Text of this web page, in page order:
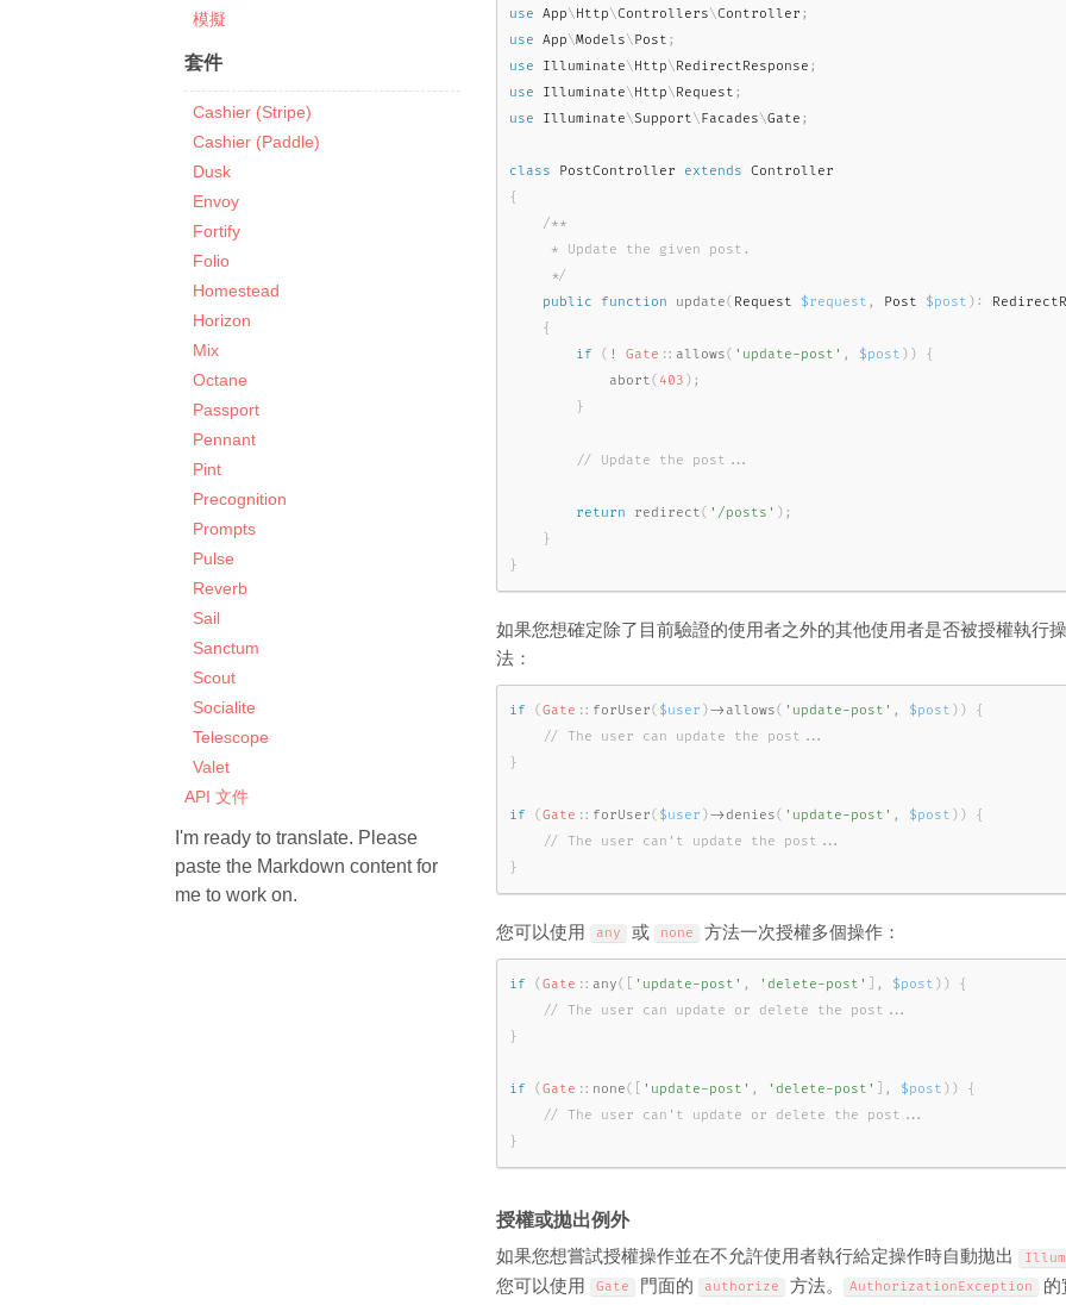
模擬
套件
Cashier (Stripe)
Cashier (Paddle)
Dusk
Envoy
Fortify
Folio
Homestead
Horizon
Mix
Octane
Passport
Pennant
Pint
Precognition
Prompts
Pulse
Reverb
Sail
Sanctum
Scout
Socialite
Telescope
Valet
API 文件
I'm ready to translate. Please
paste the Markdown content for
me to work on.
use App\Http\Controllers\Controller ;
use
App\Models\ Post ;
use
Illuminate\Http\ RedirectResponse ;
use
Illuminate\Http\ Request ;
use
Illuminate\Support\ Facades\Gate ;
class PostController extends
Controller
{
/**
     * Update the given post.
     */
public
function update( Request $request , Post $post ) :
{
if
( ! Gate :: allows( 'update-post' , $post ) )
{
abort( 403 ) ;
}
return redirect( '/posts' ) ;
}
}
如果您想確定除了目前驗證的使用者之外的其他使用者是否被授權執行
法：
if ( Gate :: forUser( $user ) -> allows( 'update-post' , $post ) )
{
}
if ( Gate :: forUser( $user ) -> denies( 'update-post' , $post ) )
{
}
您可以使用 any 或 none 方法一次授權多個操作：
if ( Gate :: any( 'update-post' , 'delete-post' , $post ) )
{
}
if ( Gate :: none( 'update-post' , 'delete-post' , $post ) )
{
}
授權或拋出例外
如果您想嘗試授權操作並在不允許使用者執行給定操作時自動拋出
您可以使用
Gate 門面的 authorize 方法。 AuthorizationException
的